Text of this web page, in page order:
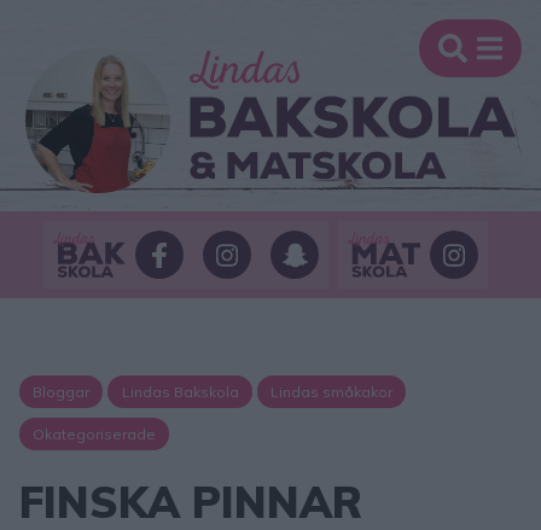
Bloggar Lindas Bakskola Lindas småkakor
Okategoriserade
FINSKA PINNAR